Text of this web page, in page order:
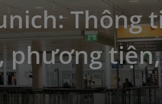
Thông
phương